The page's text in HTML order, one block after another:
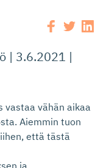
| 3.6.2021 |
vastaa vähän aikaa
Aiemmin tuon
että tästä
ja